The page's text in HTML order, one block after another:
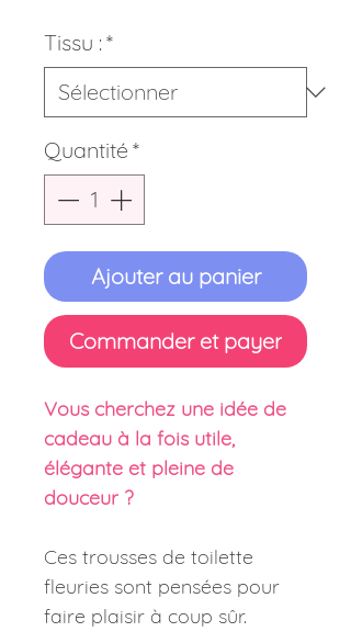
Tissu : *
Quantité *
Ajouter au panier
Commander et payer
Vous cherchez une idée de
cadeau à la fois utile,
élégante et pleine de
douceur ?
Ces trousses de toilette
fleuries sont pensées pour
faire plaisir à coup sûr.